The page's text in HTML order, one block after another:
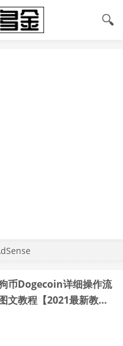
🔍
币Dogecoin详细操作流
文教程【2021最新教